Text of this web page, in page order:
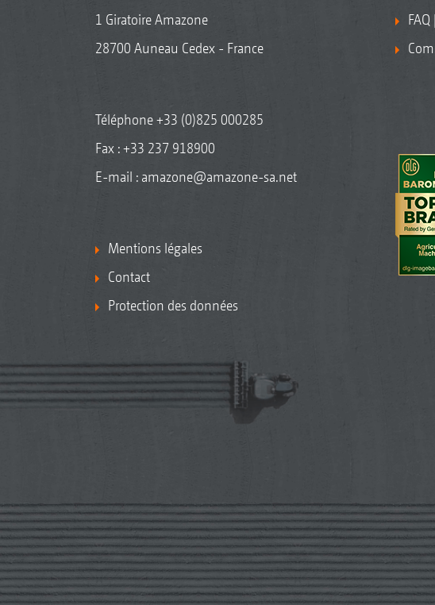
1 Giratoire Amazone
28700 Auneau Cedex - France
Téléphone+33 (0)825 000285
Fax : +33 237 918900
E-mail : amazone@amazone-sa.net
Mentions légales
Contact
Protection des données